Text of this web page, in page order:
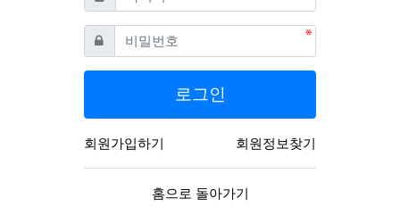
비밀번호필수
로그인
회원가입하기 회원정보찾기
홈으로 돌아가기